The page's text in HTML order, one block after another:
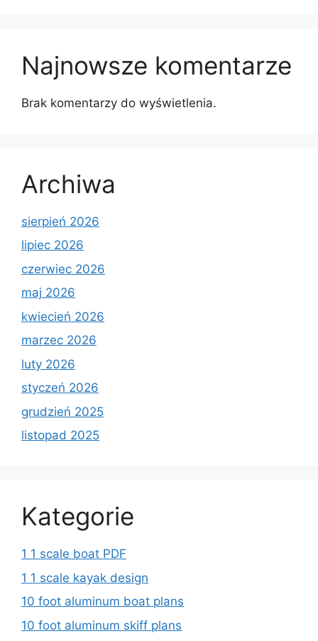
Najnowsze komentarze
Brak komentarzy do wyświetlenia.
Archiwa
sierpień 2026
lipiec 2026
czerwiec 2026
maj 2026
kwiecień 2026
marzec 2026
luty 2026
styczeń 2026
grudzień 2025
listopad 2025
Kategorie
1 1 scale boat PDF
1 1 scale kayak design
10 foot aluminum boat plans
10 foot aluminum skiff plans